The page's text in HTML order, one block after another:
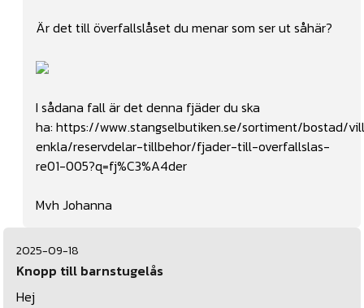
Är det till överfallslåset du menar som ser ut såhär?
I sådana fall är det denna fjäder du ska
ha: https://www.stangselbutiken.se/sortiment/bostad/
enkla/reservdelar-tillbehor/fjader-till-overfallslas-
re01-005?q=fj%C3%A4der
Mvh Johanna
2025-09-18
Knopp till barnstugelås
Hej